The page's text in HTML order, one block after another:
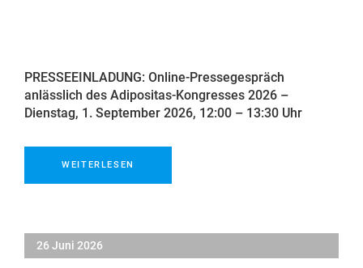
PRESSEEINLADUNG: Online-Pressegespräch
anlässlich des Adipositas-Kongresses 2026 –
Dienstag, 1. September 2026, 12:00 – 13:30 Uhr
WEITERLESEN
26 Juni 2026